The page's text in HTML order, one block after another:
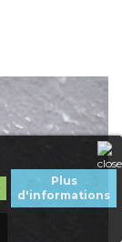
Plus
d'informations